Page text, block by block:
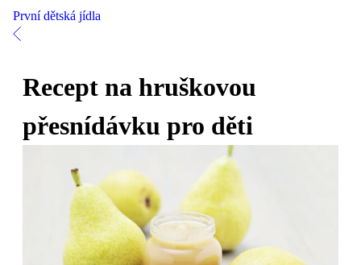
První dětská jídla
Recept na hruškovou
přesnídávku pro děti